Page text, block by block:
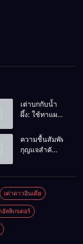
เต่าบกกับน้ำ
ผึ้ง: ใช้ทาแผล
ดื่มได้ไหม?
ความชื้นสัมพัทธ์:
กุญแจสำคัญ
เต่าดาวอินเดีย
อัลลิเกเตอร์